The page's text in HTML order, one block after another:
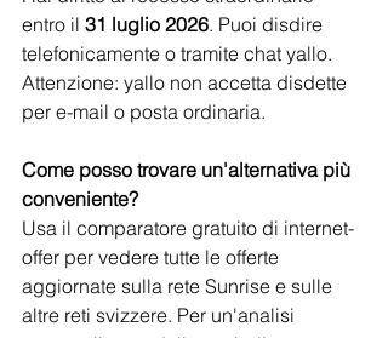
entro il 31 luglio 2026. Puoi disdire
telefonicamente o tramite chat yallo.
Attenzione: yallo non accetta disdette
per e-mail o posta ordinaria.
Come posso trovare un'alternativa più
conveniente?
Usa il comparatore gratuito di internet-
offer per vedere tutte le offerte
aggiornate sulla rete Sunrise e sulle
altre reti svizzere. Per un'analisi